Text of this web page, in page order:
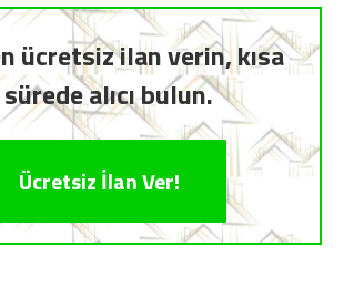
ücretsiz ilan verin, kısa
sürede alıcı bulun.
Ücretsiz İlan Ver!